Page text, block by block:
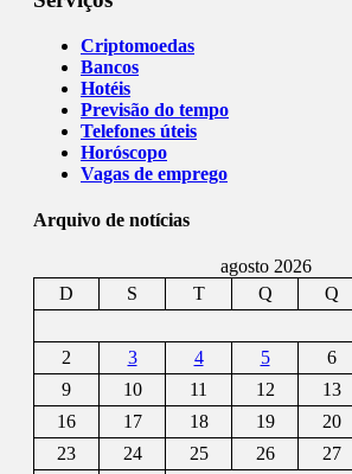
Criptomoedas
Bancos
Hotéis
Previsão do tempo
Telefones úteis
Horóscopo
Vagas de emprego
Arquivo de notícias
agosto 2026
D
S T Q Q
2
3 4 5 6
9
10 11 12 13
16
17 18 19 20
23
24 25 26 27